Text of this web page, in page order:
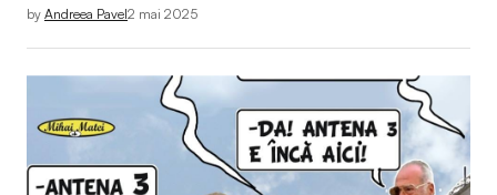
by Andreea Pavel2 mai 2025